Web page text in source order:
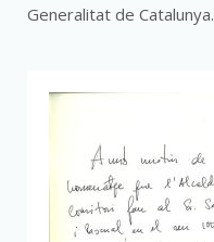
Generalitat de Catalunya.